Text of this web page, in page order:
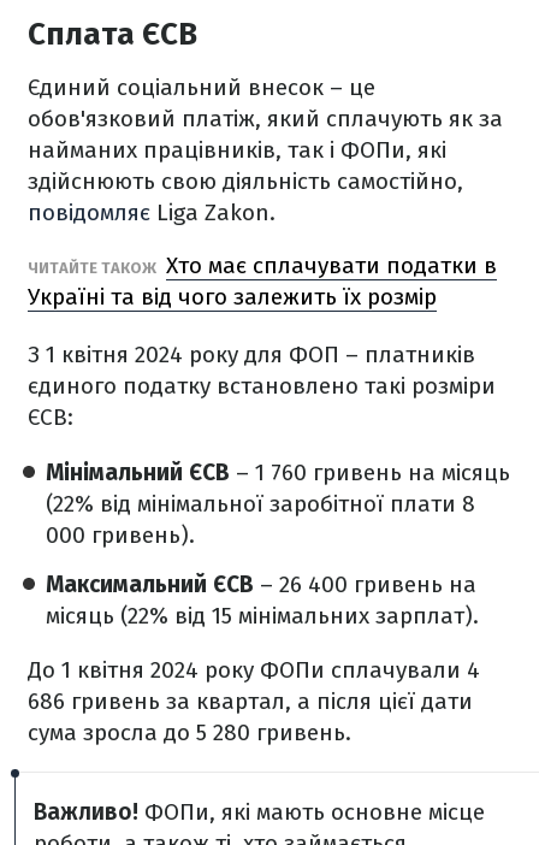
Сплата ЄСВ
Єдиний соціальний внесок – це
обов'язковий платіж, який сплачують як за
найманих працівників, так і ФОПи, які
здійснюють свою діяльність самостійно,
повідомляє Liga Zakon.
ЧИТАЙТЕ ТАКОЖ Хто має сплачувати податки в
Україні та від чого залежить їх розмір
З 1 квітня 2024 року для ФОП – платників
єдиного податку встановлено такі розміри
ЄСВ:
Мінімальний ЄСВ – 1 760 гривень на місяць
(22% від мінімальної заробітної плати 8
000 гривень).
Максимальний ЄСВ – 26 400 гривень на
місяць (22% від 15 мінімальних зарплат).
До 1 квітня 2024 року ФОПи сплачували 4
686 гривень за квартал, а після цієї дати
сума зросла до 5 280 гривень.
Важливо! ФОПи, які мають основне місце